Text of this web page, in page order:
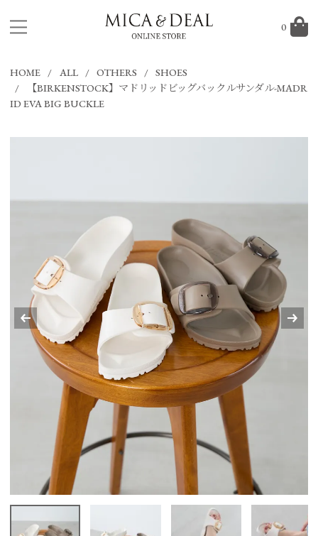
0
HOME ALL OTHERS
SHOES
【BIRKENSTOCK】マドリッドビッグバックルサンダル-MADR
ID EVA BIG BUCKLE